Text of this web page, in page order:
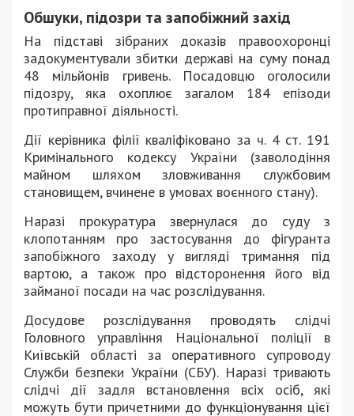
Обшуки, підозри та запобіжний захід
На підставі зібраних доказів правоохоронці
задокументували збитки державі на суму понад
48 мільйонів гривень. Посадовцю оголосили
підозру, яка охоплює загалом 184 епізоди
протиправної діяльності.
Дії керівника філії кваліфіковано за ч. 4 ст. 191
Кримінального кодексу України (заволодіння
майном шляхом зловживання службовим
становищем, вчинене в умовах воєнного стану).
Наразі прокуратура звернулася до суду з
клопотанням про застосування до фігуранта
запобіжного заходу у вигляді тримання під
вартою, а також про відсторонення його від
займаної посади на час розслідування.
Досудове розслідування проводять слідчі
Головного управління Національної поліції в
Київській області за оперативного супроводу
Служби безпеки України (СБУ). Наразі тривають
слідчі дії задля встановлення всіх осіб, які
можуть бути причетними до функціонування цієї